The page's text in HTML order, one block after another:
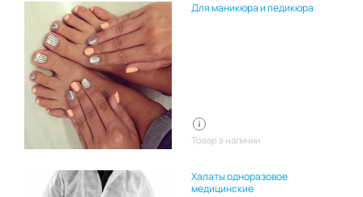
Для маникюра и педикюра
Товар в наличии
Халаты одноразовое
медицинские